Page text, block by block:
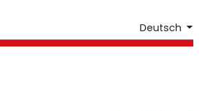
Deutsch